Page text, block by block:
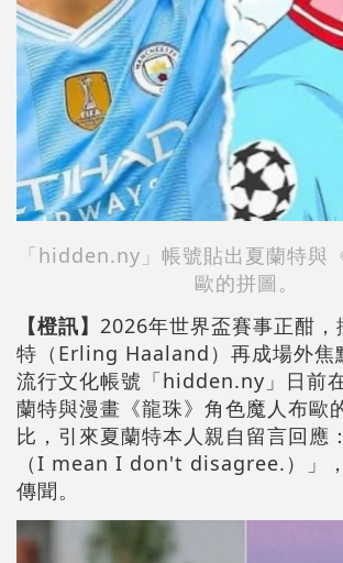
「hidden.ny」帳號貼出夏蘭特與
歐的拼圖。
【橙訊】 2026年世界盃賽事正酣，
特（Erling Haaland）再成場外焦
流行文化帳號「hidden.ny」日前
蘭特與漫畫《龍珠》角色魔人布歐
比，引來夏蘭特本人親自留言回應
（I mean I don't disagree.）」
傳聞。